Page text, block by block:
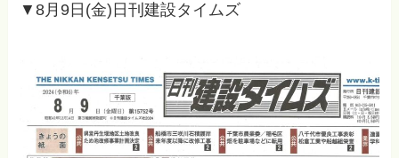
▼8月9日(金)日刊建設タイムズ